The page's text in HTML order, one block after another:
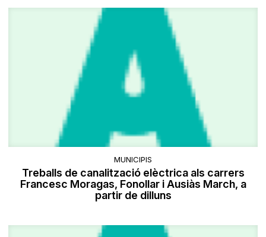
MUNICIPIS
Treballs de canalització elèctrica als carrers
Francesc Moragas, Fonollar i Ausiàs March, a
partir de dilluns